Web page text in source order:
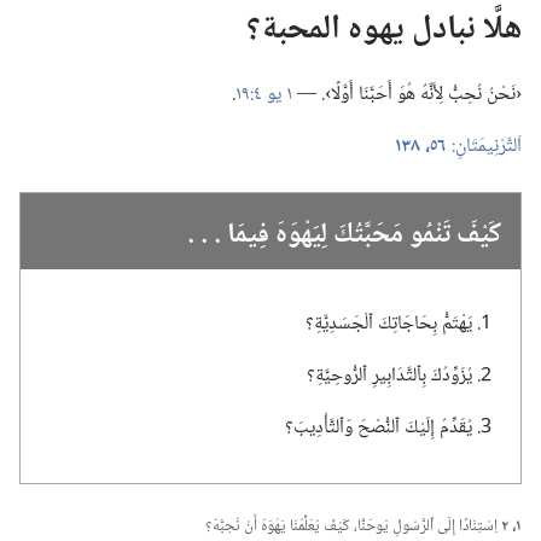
هلَّا نبادل يهوه المحبة؟‏
‏‹نَحْنُ نُحِبُّ لِأَنَّهُ هُوَ أَحَبَّنَا أَوَّلًا›.‏ —‏١ يو ٤:‏١٩
‏.‏
اَلتَّرْنِيمَتَانِ:‏ ٥٦،‏ ١٣٨
كَيْفَ تَنْمُو مَحَبَّتُكَ لِيَهْوَهَ فِيمَا .‏ .‏ .‏
يَهْتَمُّ بِحَاجَاتِكَ ٱلْجَسَدِيَّةِ؟‏
يُزَوِّدُكَ بِٱلتَّدَابِيرِ ٱلرُّوحِيَّةِ؟‏
يُقَدِّمُ إِلَيْكَ ٱلنُّصْحَ وَٱلتَّأْدِيبَ؟‏
١،‏ ٢ اِسْتِنَادًا إِلَى ٱلرَّسُولِ يُوحَنَّا،‏ كَيْفَ يُعَلِّمُنَا يَهْوَهُ أَنْ نُحِبَّهُ؟‏